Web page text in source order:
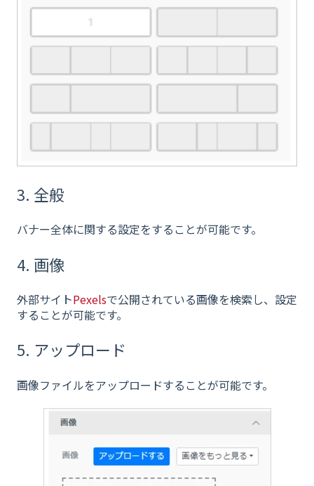
3. 全般
バナー全体に関する設定をすることが可能です。
4. 画像
外部サイトPexelsで公開されている画像を検索し、設定
することが可能です。
5. アップロード
画像ファイルをアップロードすることが可能です。